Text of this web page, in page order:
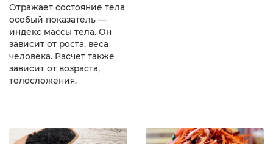
Отражает состояние тела
особый показатель —
индекс массы тела. Он
зависит от роста, веса
человека. Расчет также
зависит от возраста,
телосложения.